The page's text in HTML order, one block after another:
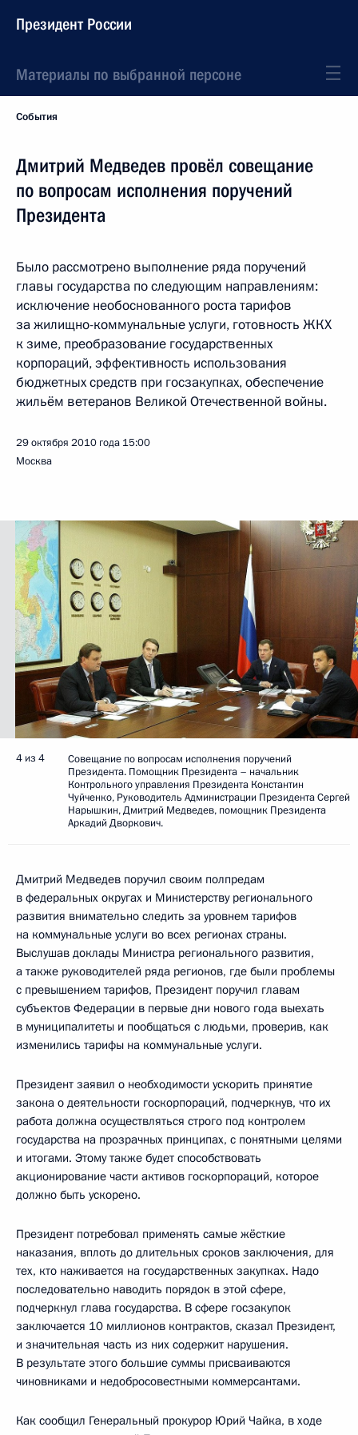
Президент России
Материалы по выбранной персоне
События
Дмитрий Медведев провёл совещание
по вопросам исполнения поручений
Президента
Было рассмотрено выполнение ряда поручений
главы государства по следующим направлениям:
исключение необоснованного роста тарифов
за жилищно-коммунальные услуги, готовность ЖКХ
к зиме, преобразование государственных
корпораций, эффективность использования
бюджетных средств при госзакупках, обеспечение
жильём ветеранов Великой Отечественной войны.
29 октября 2010 года 15:00
Москва
4 из 4
Совещание по вопросам исполнения поручений
Президента. Помощник Президента – начальник
Контрольного управления Президента Константин
Чуйченко, Руководитель Администрации Президента Сергей
Нарышкин, Дмитрий Медведев, помощник Президента
Аркадий Дворкович.
Дмитрий Медведев поручил своим полпредам
в федеральных округах и Министерству регионального
развития внимательно следить за уровнем тарифов
на коммунальные услуги во всех регионах страны.
Выслушав доклады Министра регионального развития,
а также руководителей ряда регионов, где были проблемы
с превышением тарифов, Президент поручил главам
субъектов Федерации в первые дни нового года выехать
в муниципалитеты и пообщаться с людьми, проверив, как
изменились тарифы на коммунальные услуги.
Президент заявил о необходимости ускорить принятие
закона о деятельности госкорпораций, подчеркнув, что их
работа должна осуществляться строго под контролем
государства на прозрачных принципах, с понятными целями
и итогами. Этому также будет способствовать
акционирование части активов госкорпораций, которое
должно быть ускорено.
Президент потребовал применять самые жёсткие
наказания, вплоть до длительных сроков заключения, для
тех, кто наживается на государственных закупках. Надо
последовательно наводить порядок в этой сфере,
подчеркнул глава государства. В сфере госзакупок
заключается 10 миллионов контрактов, сказал Президент,
и значительная часть из них содержит нарушения.
В результате этого большие суммы присваиваются
чиновниками и недобросовестными коммерсантами.
Как сообщил Генеральный прокурор Юрий Чайка, в ходе